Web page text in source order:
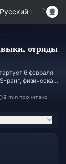
Русский /
Гайд на Сунну и Арию в ZZZ 2.6: навыки, отряды и снаряжение
отряды
6 февраля
ранг, физическая
Для Сунны
около 4
8 min прочитано